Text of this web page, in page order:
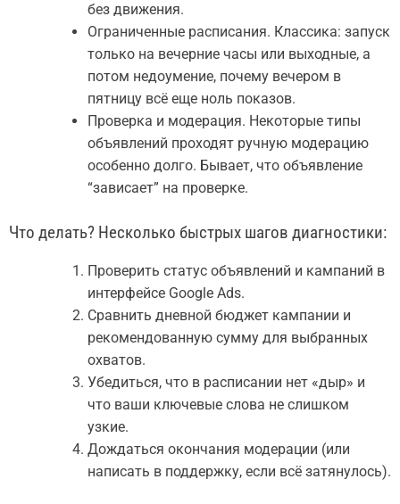
без движения.
Ограниченные расписания. Классика: запуск
только на вечерние часы или выходные, а
потом недоумение, почему вечером в
пятницу всё еще ноль показов.
Проверка и модерация. Некоторые типы
объявлений проходят ручную модерацию
особенно долго. Бывает, что объявление
“зависает” на проверке.
Что делать? Несколько быстрых шагов диагностики:
Проверить статус объявлений и кампаний в
интерфейсе Google Ads.
Сравнить дневной бюджет кампании и
рекомендованную сумму для выбранных
охватов.
Убедиться, что в расписании нет «дыр» и
что ваши ключевые слова не слишком
узкие.
Дождаться окончания модерации (или
написать в поддержку, если всё затянулось).